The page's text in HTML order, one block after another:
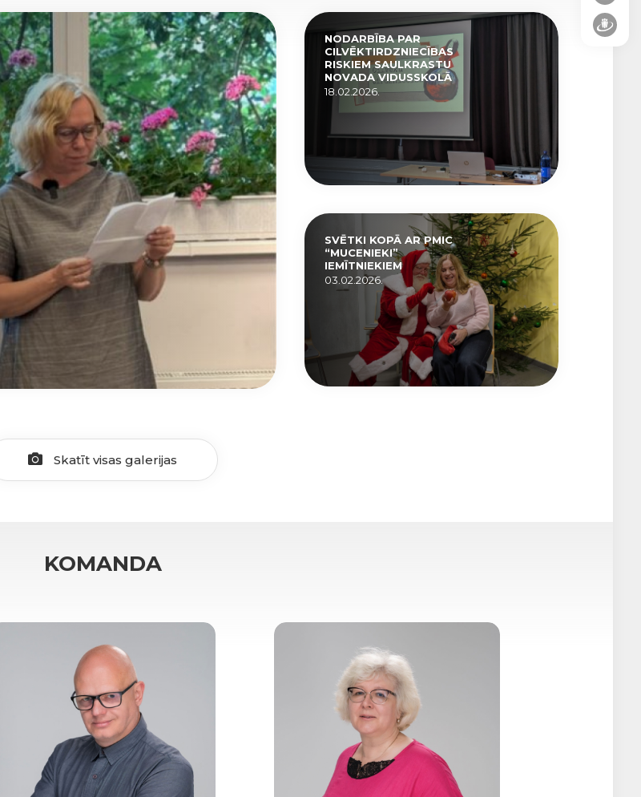
NODARBĪBA PAR
CILVĒKTIRDZNIECĪBAS
RISKIEM SAULKRASTU
NOVADA VIDUSSKOLĀ
18.02.2026.
SVĒTKI KOPĀ AR PMIC
“MUCENIEKI”
IEMĪTNIEKIEM
03.02.2026.
Skatīt visas galerijas
KOMANDA